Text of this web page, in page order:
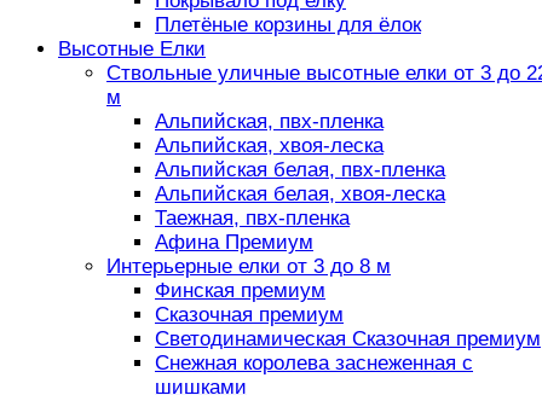
Плетёные корзины для ёлок
Высотные Елки
Ствольные уличные высотные елки от 3 до
м
Альпийская, пвх-пленка
Альпийская, хвоя-леска
Альпийская белая, пвх-пленка
Альпийская белая, хвоя-леска
Таежная, пвх-пленка
Афина Премиум
Интерьерные елки от 3 до 8 м
Финская премиум
Сказочная премиум
Светодинамическая Сказочная премиум
Снежная королева заснеженная с
шишками